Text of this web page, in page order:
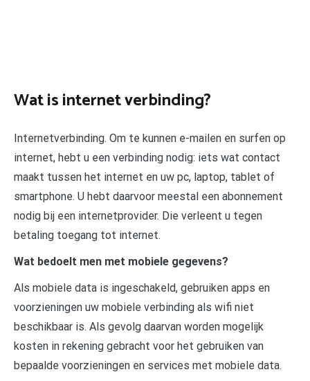
Wat is internet verbinding?
Internetverbinding. Om te kunnen e-mailen en surfen op
internet, hebt u een verbinding nodig: iets wat contact
maakt tussen het internet en uw pc, laptop, tablet of
smartphone. U hebt daarvoor meestal een abonnement
nodig bij een internetprovider. Die verleent u tegen
betaling toegang tot internet.
Wat bedoelt men met mobiele gegevens?
Als mobiele data is ingeschakeld, gebruiken apps en
voorzieningen uw mobiele verbinding als wifi niet
beschikbaar is. Als gevolg daarvan worden mogelijk
kosten in rekening gebracht voor het gebruiken van
bepaalde voorzieningen en services met mobiele data.